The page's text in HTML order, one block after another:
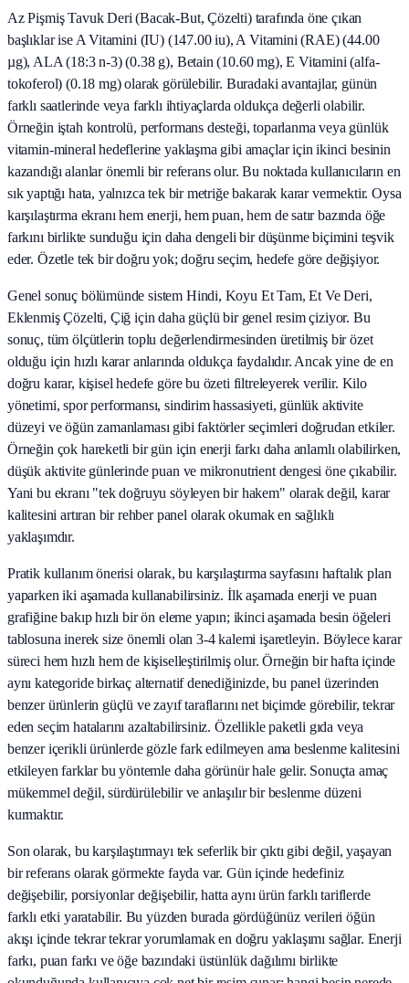
Az Pişmiş Tavuk Deri (Bacak‑But, Çözelti) tarafında öne çıkan
başlıklar ise A Vitamini (IU) (147.00 iu), A Vitamini (RAE) (44.00
µg), ALA (18:3 n-3) (0.38 g), Betain (10.60 mg), E Vitamini (alfa-
tokoferol) (0.18 mg) olarak görülebilir. Buradaki avantajlar, günün
farklı saatlerinde veya farklı ihtiyaçlarda oldukça değerli olabilir.
Örneğin iştah kontrolü, performans desteği, toparlanma veya günlük
vitamin-mineral hedeflerine yaklaşma gibi amaçlar için ikinci besinin
kazandığı alanlar önemli bir referans olur. Bu noktada kullanıcıların en
sık yaptığı hata, yalnızca tek bir metriğe bakarak karar vermektir. Oysa
karşılaştırma ekranı hem enerji, hem puan, hem de satır bazında öğe
farkını birlikte sunduğu için daha dengeli bir düşünme biçimini teşvik
eder. Özetle tek bir doğru yok; doğru seçim, hedefe göre değişiyor.
Genel sonuç bölümünde sistem Hindi, Koyu Et Tam, Et Ve Deri,
Eklenmiş Çözelti, Çiğ için daha güçlü bir genel resim çiziyor. Bu
sonuç, tüm ölçütlerin toplu değerlendirmesinden üretilmiş bir özet
olduğu için hızlı karar anlarında oldukça faydalıdır. Ancak yine de en
doğru karar, kişisel hedefe göre bu özeti filtreleyerek verilir. Kilo
yönetimi, spor performansı, sindirim hassasiyeti, günlük aktivite
düzeyi ve öğün zamanlaması gibi faktörler seçimleri doğrudan etkiler.
Örneğin çok hareketli bir gün için enerji farkı daha anlamlı olabilirken,
düşük aktivite günlerinde puan ve mikronutrient dengesi öne çıkabilir.
Yani bu ekranı "tek doğruyu söyleyen bir hakem" olarak değil, karar
kalitesini artıran bir rehber panel olarak okumak en sağlıklı
yaklaşımdır.
Pratik kullanım önerisi olarak, bu karşılaştırma sayfasını haftalık plan
yaparken iki aşamada kullanabilirsiniz. İlk aşamada enerji ve puan
grafiğine bakıp hızlı bir ön eleme yapın; ikinci aşamada besin öğeleri
tablosuna inerek size önemli olan 3-4 kalemi işaretleyin. Böylece karar
süreci hem hızlı hem de kişiselleştirilmiş olur. Örneğin bir hafta içinde
aynı kategoride birkaç alternatif denediğinizde, bu panel üzerinden
benzer ürünlerin güçlü ve zayıf taraflarını net biçimde görebilir, tekrar
eden seçim hatalarını azaltabilirsiniz. Özellikle paketli gıda veya
benzer içerikli ürünlerde gözle fark edilmeyen ama beslenme kalitesini
etkileyen farklar bu yöntemle daha görünür hale gelir. Sonuçta amaç
mükemmel değil, sürdürülebilir ve anlaşılır bir beslenme düzeni
kurmaktır.
Son olarak, bu karşılaştırmayı tek seferlik bir çıktı gibi değil, yaşayan
bir referans olarak görmekte fayda var. Gün içinde hedefiniz
değişebilir, porsiyonlar değişebilir, hatta aynı ürün farklı tariflerde
farklı etki yaratabilir. Bu yüzden burada gördüğünüz verileri öğün
akışı içinde tekrar tekrar yorumlamak en doğru yaklaşımı sağlar. Enerji
farkı, puan farkı ve öğe bazındaki üstünlük dağılımı birlikte